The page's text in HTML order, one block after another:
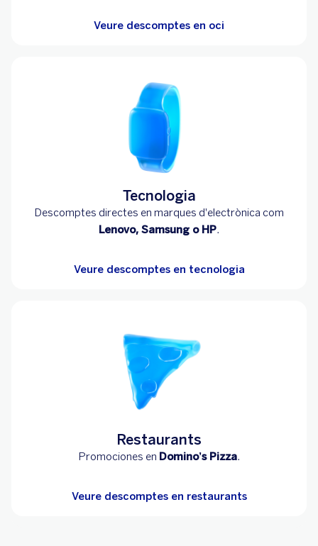
Veure descomptes en oci
Tecnologia
Descomptes directes en marques d'electrònica com
Lenovo, Samsung o HP.
Veure descomptes en tecnologia
Restaurants
Promociones en Domino’s Pizza.
Veure descomptes en restaurants